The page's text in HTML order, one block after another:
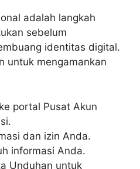
adalah langkah
sebelum
identitas digital.
untuk mengamankan
portal Pusat Akun
dan izin Anda.
informasi Anda.
Unduhan untuk